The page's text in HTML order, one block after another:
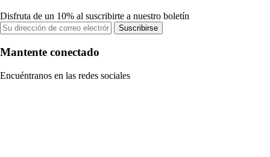
Disfruta de un 10% al suscribirte a nuestro boletín
Suscribirse
Mantente conectado
Encuéntranos en las redes sociales